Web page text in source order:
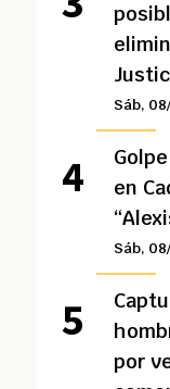
Sáb,
en
Sáb,
por